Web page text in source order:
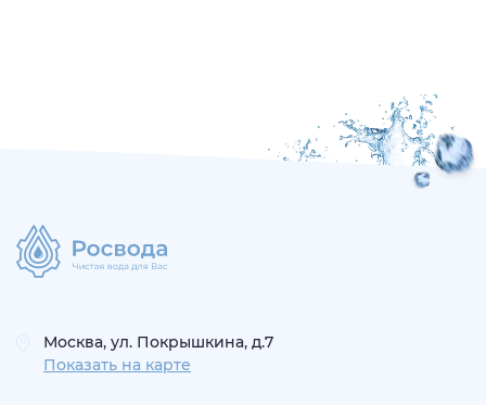
Москва, ул. Покрышкина, д.7
Показать на карте